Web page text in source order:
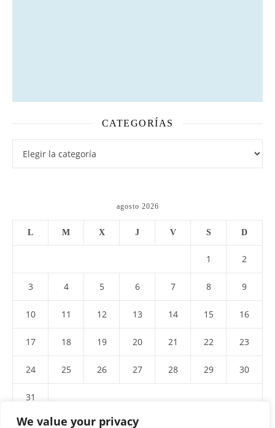
We value your privacy
#para tí
CATEGORÍAS
agosto 2026
L M X J V S D
1 2
3 4 5 6 7 8 9
10 11 12 13 14 15 16
17 18 19 20 21 22 23
24 25 26 27 28 29 30
31